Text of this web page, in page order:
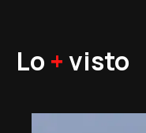
Lo +visto